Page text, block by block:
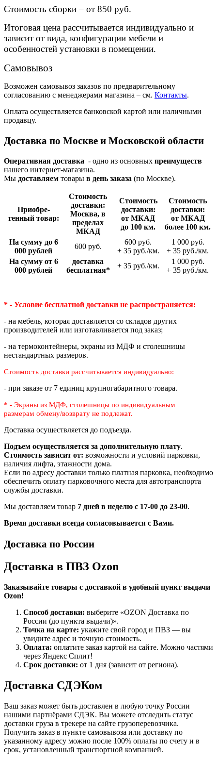
Стоимость сборки – от 850 руб.
Итоговая цена рассчитывается индивидуально и
зависит от вида, конфигурации мебели и
особенностей установки в помещении.
Самовывоз
Возможен самовывоз заказов по предварительному
согласованию с менеджерами магазина – см. Контакты.
Оплата осуществляется банковской картой или наличными
продавцу.
Доставка по Москве и Московской области
Оперативная доставка - одно из основных преимуществ
нашего интернет-магазина.
Мы доставляем товары в день заказа (по Москве).
Приобре­
тенный товар:
Стои­мость
доставки:
Москва, в
пределах
МКАД
Стои­мость
доставки:
от МКАД
до 100 км.
Стои­мость
доставки:
от МКАД
более 100 км.
На сумму до 6
000 рублей
600 руб.
600 руб.
+ 35 руб./км.
1 000 руб.
+ 35 руб./км.
На сумму от 6
000 рублей
доставка
беспла­тная*
+ 35 руб./км.
1 000 руб.
+ 35 руб./км.
* - Условие бесплатной доставки не распространяется:
- на мебель, которая доставляется со складов других
производителей или изготавливается под заказ;
- на термоконтейнеры, экраны из МДФ и столешницы
нестандартных размеров.
Стоимость доставки рассчитывается индивидуально:
- при заказе от 7 единиц крупногабаритного товара.
* - Экраны из МДФ, столешницы по индивидуальным
размерам обмену/возврату не подлежат.
Доставка осуществляется до подъезда.
Подъем осуществляется за дополнительную плату.
Стоимость зависит от: возможности и условий парковки,
наличия лифта, этажности дома.
Если по адресу доставки только платная парковка, необходимо
обеспечить оплату парковочного места для автотранспорта
службы доставки.
Мы доставляем товар 7 дней в неделю с 17-00 до 23-00.
Время доставки всегда согласовывается с Вами.
Доставка по России
Доставка в ПВЗ Ozon
Заказывайте товары с доставкой в удобный пункт выдачи
Ozon!
Способ доставки: выберите «OZON Доставка по
России (до пункта выдачи)».
Точка на карте: укажите свой город и ПВЗ — вы
увидите адрес и точную стоимость.
Оплата: оплатите заказ картой на сайте. Можно частями
через Яндекс Сплит!
Срок доставки: от 1 дня (зависит от региона).
Доставка СДЭКом
Ваш заказ может быть доставлен в любую точку России
нашими партнёрами СДЭК. Вы можете отследить статус
доставки груза в трекере на сайте грузоперевозчика.
Получить заказ в пункте самовывоза или доставку по
указанному адресу можно после 100% оплаты по счету и в
срок, установленный транспортной компанией.